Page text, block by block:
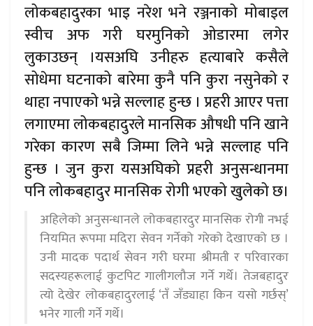
लोकबहादुरका भाइ नरेश भने रञ्जनाको मोबाइल
स्वीच अफ गरी घरमुनिको ओडारमा लगेर
लुकाउछन् ।यसअघि उनीहरु हत्याबारे कसैले
सोधेमा घटनाको बारेमा कुनै पनि कुरा नसुनेको र
थाहा नपाएको भन्ने सल्लाह हुन्छ । प्रहरी आएर पत्ता
लगाएमा लोकबहादुरले मानसिक औषधी पनि खाने
गरेका कारण सबै जिम्मा लिने भन्ने सल्लाह पनि
हुन्छ । जुन कुरा यसअघिको प्रहरी अनुसन्धानमा
पनि लोकबहादुर मानसिक रोगी भएको खुलेको छ।
अहिलेको अनुसन्धानले लोकबहारदुर मानसिक रोगी नभई
नियमित रूपमा मदिरा सेवन गर्नेको गरेको देखाएको छ ।
उनी मादक पदार्थ सेवन गरी घरमा श्रीमती र परिवारका
सदस्यहरूलाई कुटपिट गालीगलौज गर्ने गर्थे। तेजबहादुर
त्यो देखेर लोकबहादुरलाई ‘तँ जँड्याहा किन यसो गर्छस्’
भनेर गाली गर्ने गर्थे।